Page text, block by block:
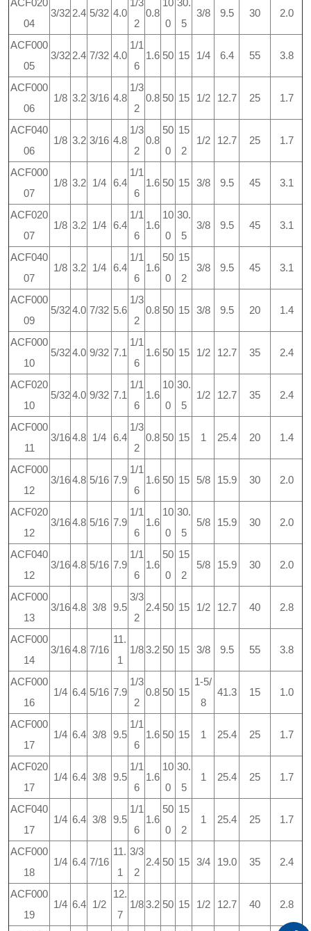
ACF020
04
3/32 2.4 5/32 4.0
1/3
2
0.8
10
0
30.
5
3/8 9.5 30 2.0
ACF000
05
3/32 2.4 7/32 4.0
1/1
6
1.6 50 15 1/4 6.4 55 3.8
ACF000
06
1/8 3.2 3/16 4.8
1/3
2
0.8 50 15 1/2 12.7 25 1.7
ACF040
06
1/8 3.2 3/16 4.8
1/3
2
0.8
50
0
15
2
1/2 12.7 25 1.7
ACF000
07
1/8 3.2 1/4 6.4
1/1
6
1.6 50 15 3/8 9.5 45 3.1
ACF020
07
1/8 3.2 1/4 6.4
1/1
6
1.6
10
0
30.
5
3/8 9.5 45 3.1
ACF040
07
1/8 3.2 1/4 6.4
1/1
6
1.6
50
0
15
2
3/8 9.5 45 3.1
ACF000
09
5/32 4.0 7/32 5.6
1/3
2
0.8 50 15 3/8 9.5 20 1.4
ACF000
10
5/32 4.0 9/32 7.1
1/1
6
1.6 50 15 1/2 12.7 35 2.4
ACF020
10
5/32 4.0 9/32 7.1
1/1
6
1.6
10
0
30.
5
1/2 12.7 35 2.4
ACF000
11
3/16 4.8 1/4 6.4
1/3
2
0.8 50 15 1 25.4 20 1.4
ACF000
12
3/16 4.8 5/16 7.9
1/1
6
1.6 50 15 5/8 15.9 30 2.0
ACF020
12
3/16 4.8 5/16 7.9
1/1
6
1.6
10
0
30.
5
5/8 15.9 30 2.0
ACF040
12
3/16 4.8 5/16 7.9
1/1
6
1.6
50
0
15
2
5/8 15.9 30 2.0
ACF000
13
3/16 4.8 3/8 9.5
3/3
2
2.4 50 15 1/2 12.7 40 2.8
ACF000
14
3/16 4.8 7/16
11.
1
1/8 3.2 50 15 3/8 9.5 55 3.8
ACF000
16
1/4 6.4 5/16 7.9
1/3
2
0.8 50 15
1-5/
8
41.3 15 1.0
ACF000
17
1/4 6.4 3/8 9.5
1/1
6
1.6 50 15 1 25.4 25 1.7
ACF020
17
1/4 6.4 3/8 9.5
1/1
6
1.6
10
0
30.
5
1 25.4 25 1.7
ACF040
17
1/4 6.4 3/8 9.5
1/1
6
1.6
50
0
15
2
1 25.4 25 1.7
ACF000
18
1/4 6.4 7/16
11.
1
3/3
2
2.4 50 15 3/4 19.0 35 2.4
ACF000
19
1/4 6.4 1/2
12.
7
1/8 3.2 50 15 1/2 12.7 40 2.8